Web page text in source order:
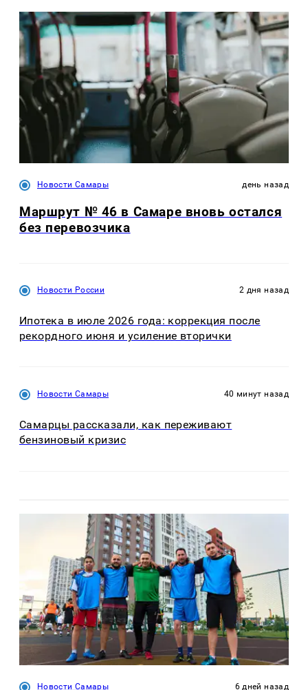
Новости Самары день назад
Маршрут № 46 в Самаре вновь остался
без перевозчика
Новости России 2 дня назад
Ипотека в июле 2026 года: коррекция после
рекордного июня и усиление вторички
Новости Самары 40 минут назад
Самарцы рассказали, как переживают
бензиновый кризис
Новости Самары 6 дней назад